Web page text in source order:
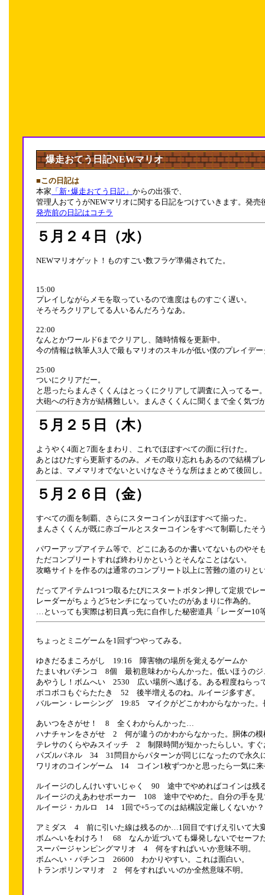
爆走おてう日記NEWマリオ
■この日記は
本家 「新･爆走おてう日記」 からの出張で、
管理人おてうがNEWマリオに関する日記をつけていきます。発売
発売前の日記はコチラ
５月２４日（水）
NEWマリオゲット！ものすごい数フラゲ準備されてた。
15:00
プレイしながらメモを取っているので進度はものすごく遅い。
そろそろクリアしてる人いるんだろうなあ。
22:00
なんとかワールド6までクリアし、随時情報を更新中。
今の情報は執筆人3人で最もマリオのスキルが低い僕のプレイデ
25:00
ついにクリアだー。
と思ったらまんさくくんはとっくにクリアして調査に入ってるー
大砲への行き方が結構難しい。まんさくくんに聞くまで全く気づ
５月２５日（木）
ようやく4面と7面をまわり、これでほぼすべての面に行けた。
あとはひたすら更新するのみ。メモの取り忘れもあるので結構プ
あとは、マメマリオでないといけなさそうな所はまとめて後回し
５月２６日（金）
すべての面を制覇、さらにスターコインがほぼすべて揃った。
まんさくくんが既に赤ゴールとスターコインをすべて制覇したそ
パワーアップアイテム等で、どこにあるのか書いてないものやそ
ただコンプリートすれば終わりかというとそんなことはない。
攻略サイトを作るのは通常のコンプリート以上に苦難の道のりと
だってアイテム1つ1つ取るたびにスタートボタン押して定規でレ
レーダーがちょうど5センチになっていたのがあまりに作為的。
…といっても実際は初日真っ先に自作した秘密道具「レーダー10
ちょっとミニゲームを1回ずつやってみる。
ゆきだるまころがし 19:16 障害物の場所を覚えるゲームか
たまいれパチンコ 8個 最初意味わからんかった。低いほうのジ
あやうし！ボムへい 2530 広い場所へ逃げる。ある程度ねらっ
ボコボコもぐらたたき 52 後半増えるのね。ルイージ多すぎ。
バルーン・レーシング 19:85 マイクがどこかわからなかった。
あいつをさがせ！ 8 全くわからんかった…
ハナチャンをさがせ 2 何が違うのかわからなかった。胴体の模
テレサのくらやみスイッチ 2 制限時間が短かったらしい。すぐ
パズルパネル 34 31問目からパターンが同じになったので永久
ワリオのコインゲーム 14 コイン1枚ずつかと思ったら一気に来
ルイージのしんけいすいじゃく 90 途中でやめればコインは残
ルイージのえあわせポーカー 108 途中でやめた。自分の手を見
ルイージ・カルロ 14 1回で+5ってのは結構設定厳しくないか？
アミダス 4 前に引いた線は残るのか…1回目ですげえ引いて大
ボムへいをわけろ！ 68 なんか近づいても爆発しないでセーフ
スーパージャンピングマリオ 4 何をすればいいか意味不明。
ボムへい・パチンコ 26600 わかりやすい。これは面白い。
トランポリンマリオ 2 何をすればいいのか全然意味不明。